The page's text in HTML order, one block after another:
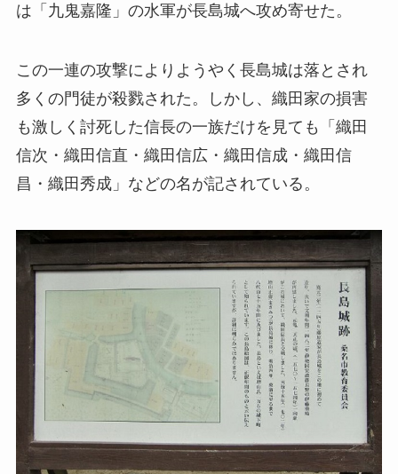
は「九鬼嘉隆」の水軍が長島城へ攻め寄せた。
この一連の攻撃によりようやく長島城は落とされ
多くの門徒が殺戮された。しかし、織田家の損害
も激しく討死した信長の一族だけを見ても「織田
信次・織田信直・織田信広・織田信成・織田信
昌・織田秀成」などの名が記されている。